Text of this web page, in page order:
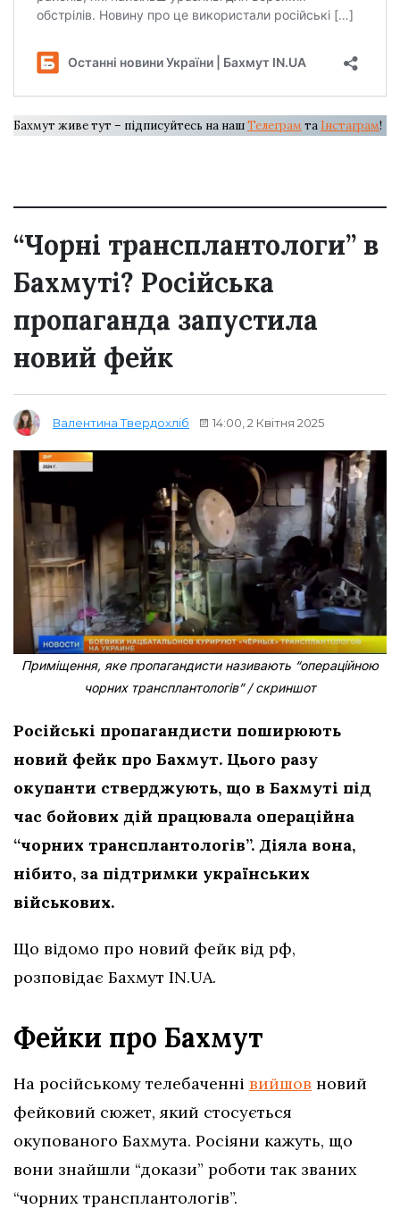
Бахмут живе тут – підписуйтесь на нашТелеграм та Інстаграм!
“Чорні трансплантологи” в
Бахмуті? Російська
пропаганда запустила
новий фейк
Валентина Твердохліб 14:00, 2 Квітня 2025
Приміщення, яке пропагандисти називають “операційною
чорних трансплантологів” / скриншот
Російські пропагандисти поширюють
новий фейк про Бахмут. Цього разу
окупанти стверджують, що в Бахмуті під
час бойових дій працювала операційна
“чорних трансплантологів”. Діяла вона,
нібито, за підтримки українських
військових.
Що відомо про новий фейк від рф,
розповідає Бахмут IN.UA.
Фейки про Бахмут
На російському телебаченні вийшов новий
фейковий сюжет, який стосується
окупованого Бахмута. Росіяни кажуть, що
вони знайшли “докази” роботи так званих
“чорних трансплантологів”.